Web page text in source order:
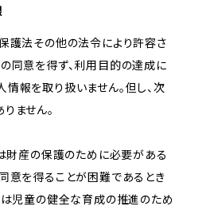
護法その他の法令により許容さ
同意を得ず、利用目的の達成に
報を取り扱いません。但し、次
ません。
は財産の保護のために必要がある
意を得ることが困難であるとき
は児童の健全な育成の推進のため